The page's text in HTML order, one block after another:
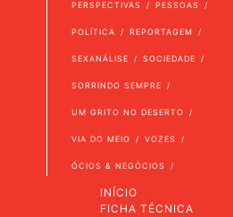
PERSPECTIVAS PESSOAS
POLÍTICA REPORTAGEM
SEXANÁLISE SOCIEDADE
SORRINDO SEMPRE
UM GRITO NO DESERTO
VIA DO MEIO VOZES
ÓCIOS & NEGÓCIOS
INÍCIO
FICHA TÉCNICA